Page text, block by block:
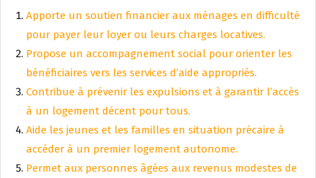
Apporte un soutien financier aux ménages en difficulté
pour payer leur loyer ou leurs charges locatives.
Propose un accompagnement social pour orienter les
bénéficiaires vers les services d’aide appropriés.
Contribue à prévenir les expulsions et à garantir l’accès
à un logement décent pour tous.
Aide les jeunes et les familles en situation précaire à
accéder à un premier logement autonome.
Permet aux personnes âgées aux revenus modestes de